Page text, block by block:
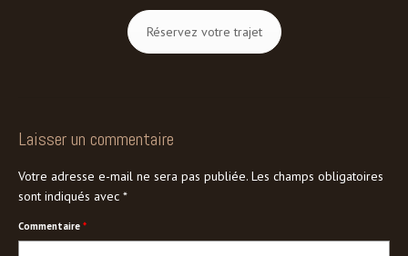
Réservez votre trajet
Laisser un commentaire
Votre adresse e-mail ne sera pas publiée. Les champs obligatoires
sont indiqués avec *
Commentaire *